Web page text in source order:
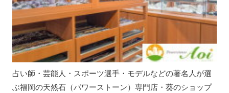
占い師・芸能人・スポーツ選手・モデルなどの著名人が選
ぶ福岡の天然石（パワーストーン）専門店・葵のショップ